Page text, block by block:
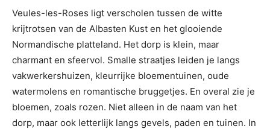
Veules-les-Roses ligt verscholen tussen de witte
krijtrotsen van de Albasten Kust en het glooiende
Normandische platteland. Het dorp is klein, maar
charmant en sfeervol. Smalle straatjes leiden je langs
vakwerkershuizen, kleurrijke bloementuinen, oude
watermolens en romantische bruggetjes. En overal zie je
bloemen, zoals rozen. Niet alleen in de naam van het
dorp, maar ook letterlijk langs gevels, paden en tuinen. In